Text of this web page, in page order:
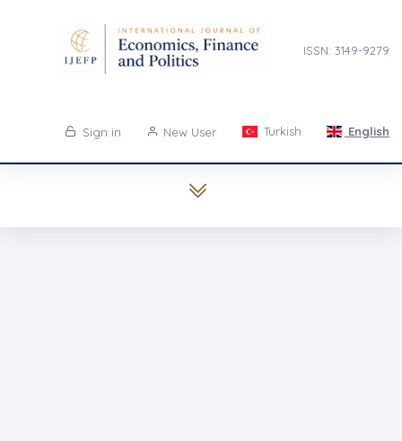
ISSN: 3149-9279
Sign in New User Turkish English